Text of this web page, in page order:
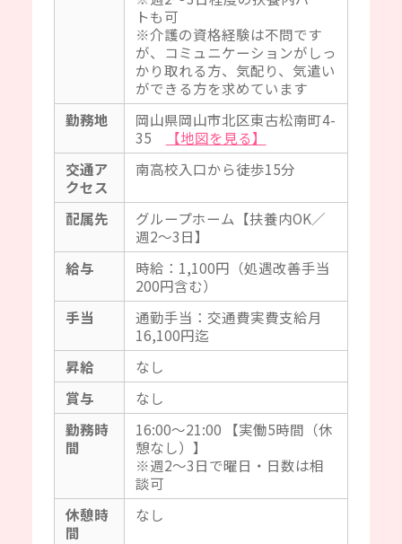
トも可
※介護の資格経験は不問です
が、コミュニケーションがしっ
かり取れる方、気配り、気遣い
ができる方を求めています
勤務地
岡山県岡山市北区東古松南町4-
35
【地図を見る】
交通ア
クセス
南高校入口から徒歩15分
配属先
グループホーム【扶養内OK／
週2～3日】
給与
時給：1,100円（処遇改善手当
200円含む）
手当
通勤手当：交通費実費支給月
16,100円迄
昇給
なし
賞与
なし
勤務時
間
16:00～21:00 【実働5時間（休
憩なし）】
※週2～3日で曜日・日数は相
談可
休憩時
間
なし